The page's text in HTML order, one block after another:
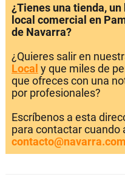
¿Tienes una tienda,
local comercial en
de Navarra?
¿Quieres salir en
Local y que miles de
que ofreces con una
por profesionales?
Escríbenos a esta
para contactar cuando
contacto@navarra.com